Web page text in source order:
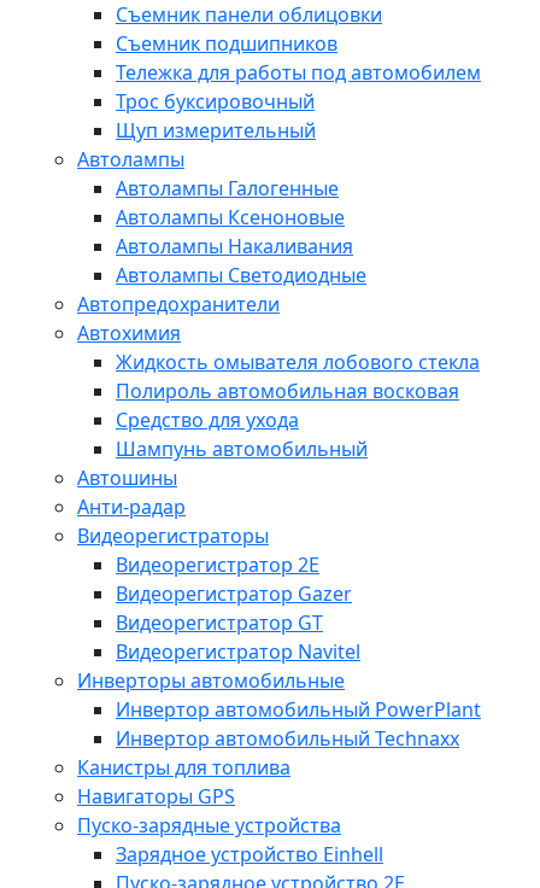
Съемник панели облицовки
Съемник подшипников
Тележка для работы под автомобилем
Трос буксировочный
Щуп измерительный
Автолампы
Автолампы Галогенные
Автолампы Ксеноновые
Автолампы Накаливания
Автолампы Светодиодные
Автопредохранители
Автохимия
Жидкость омывателя лобового стекла
Полироль автомобильная восковая
Средство для ухода
Шампунь автомобильный
Автошины
Анти-радар
Видеорегистраторы
Видеорегистратор 2E
Видеорегистратор Gazer
Видеорегистратор GT
Видеорегистратор Navitel
Инверторы автомобильные
Инвертор автомобильный PowerPlant
Инвертор автомобильный Technaxx
Канистры для топлива
Навигаторы GPS
Пуско-зарядные устройства
Зарядное устройство Einhell